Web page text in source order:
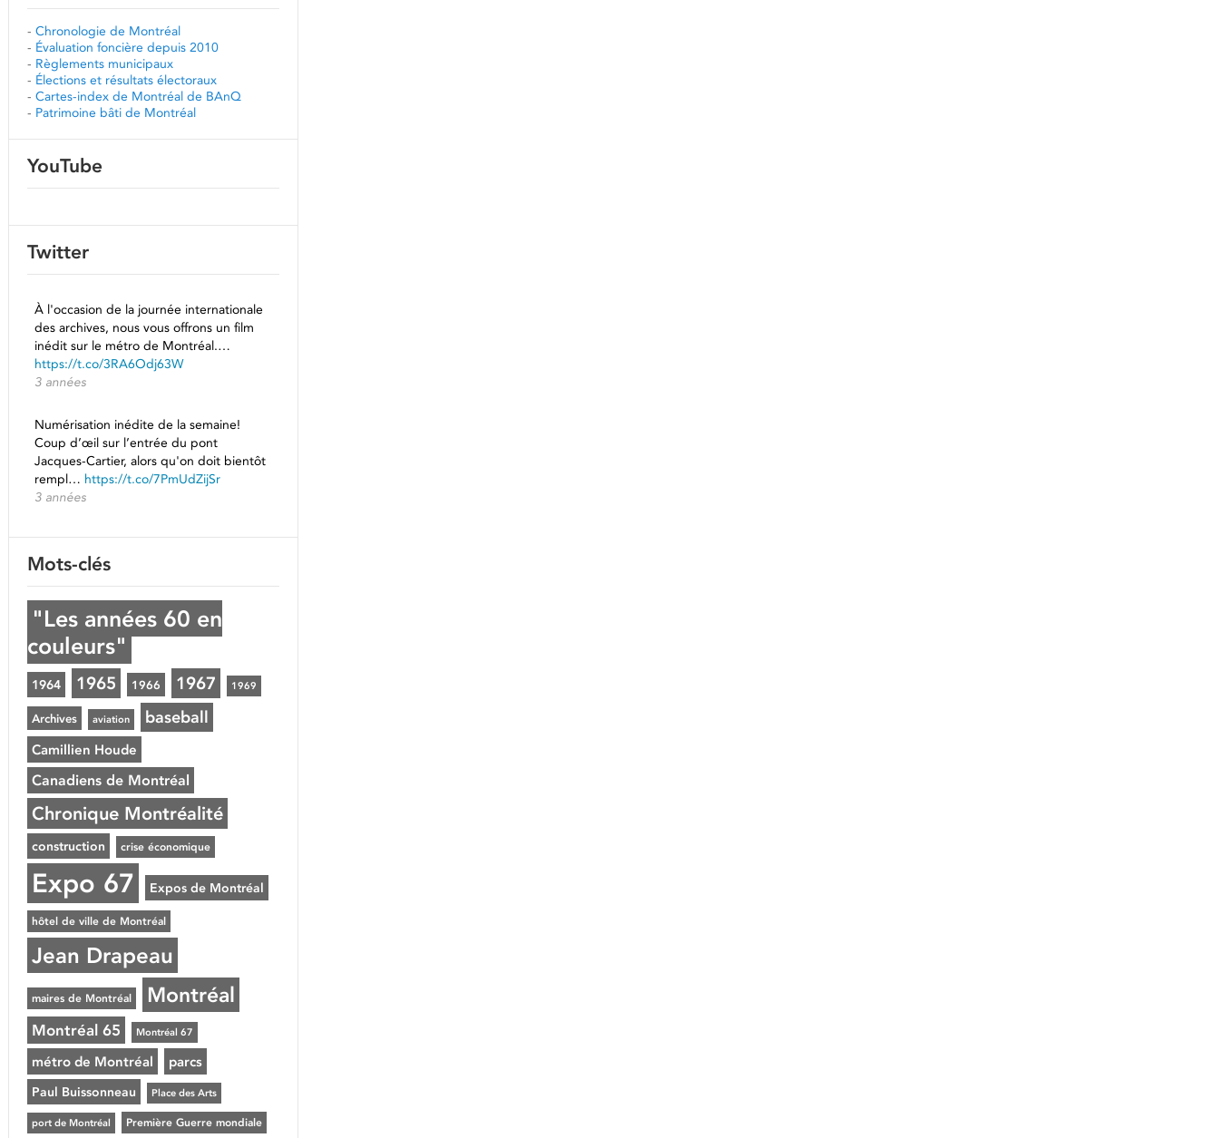
- Chronologie de Montréal
- Évaluation foncière depuis 2010
- Règlements municipaux
- Élections et résultats électoraux
- Cartes-index de Montréal de BAnQ
- Patrimoine bâti de Montréal
YouTube
Twitter
À l'occasion de la journée internationale
des archives, nous vous offrons un film
inédit sur le métro de Montréal.…
https://t.co/3RA6Odj63W
3 années
Numérisation inédite de la semaine!
Coup d’œil sur l’entrée du pont
Jacques-Cartier, alors qu'on doit bientôt
rempl… https://t.co/7PmUdZijSr
3 années
Mots-clés
"Les années 60 en
couleurs"
1964 1965 1966 1967 1969
Archives aviation baseball
Camillien Houde
Canadiens de Montréal
Chronique Montréalité
construction crise économique
Expo 67 Expos de Montréal
hôtel de ville de Montréal
Jean Drapeau
maires de Montréal Montréal
Montréal 65 Montréal 67
métro de Montréal parcs
Paul Buissonneau Place des Arts
port de Montréal Première Guerre mondiale